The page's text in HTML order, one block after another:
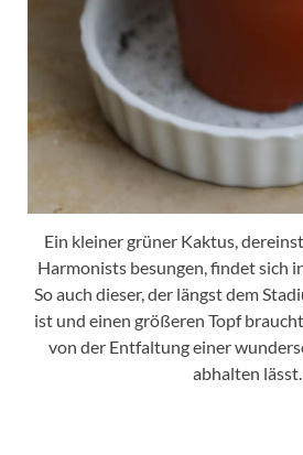
Ein kleiner grüner Kaktus,
Harmonists besungen, findet sich
So auch dieser, der längst dem
ist und einen größeren Topf
von der Entfaltung einer
abhalten lässt.